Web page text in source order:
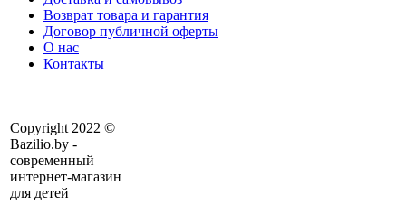
Возврат товара и гарантия
Договор публичной оферты
О нас
Контакты
Copyright 2022 ©
Bazilio.by -
современный
интернет-магазин
для детей